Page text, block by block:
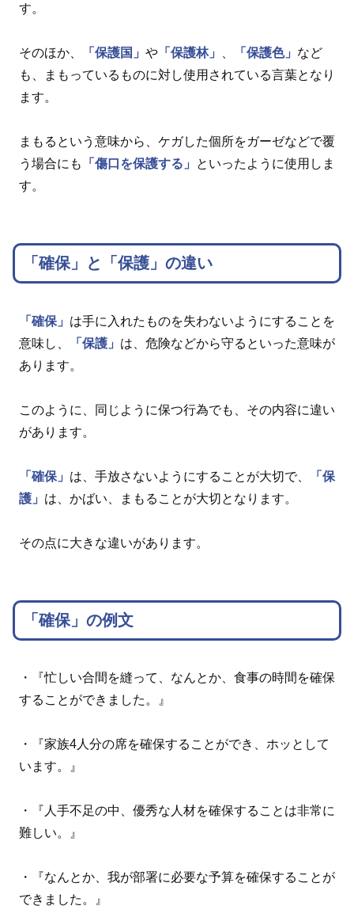
す。
そのほか、 「保護国」 や 「保護林」 「保護色」 など
も、まもっているものに対し使用されている言葉となり
ます。
まもるという意味から、ケガした個所をガーゼなどで覆
う場合にも
「傷口を保護する」
といったように使用しま
す。
「確保」と「保護」の違い
「確保」 は手に入れたものを失わないようにすることを
意味し、
「保護」 は、危険などから守るといった意味が
あります。
このように、同じように保つ行為でも、その内容に違い
があります。
「確保」 は、手放さないようにすることが大切で、
「保
護」 は、かばい、まもることが大切となります。
その点に大きな違いがあります。
「確保」の例文
・『忙しい合間を縫って、なんとか、食事の時間を確保
することができました。』
・『家族4人分の席を確保することができ、ホッとして
います。』
・『人手不足の中、優秀な人材を確保することは非常に
難しい。』
・『なんとか、我が部署に必要な予算を確保することが
できました。』